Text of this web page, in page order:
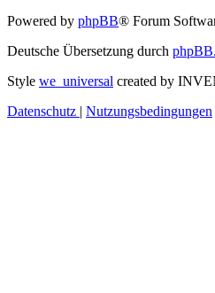
Powered by phpBB® Forum
Deutsche Übersetzung durch
Style we_universal created by
Datenschutz | Nutzungsbedingungen